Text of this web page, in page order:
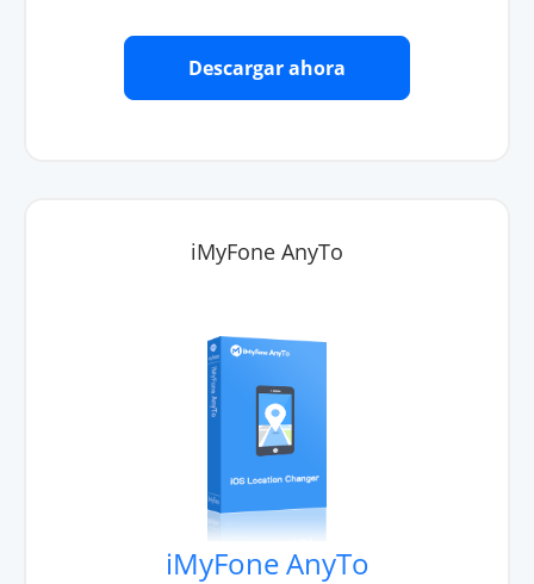
Descargar ahora
iMyFone AnyTo
iMyFone AnyTo